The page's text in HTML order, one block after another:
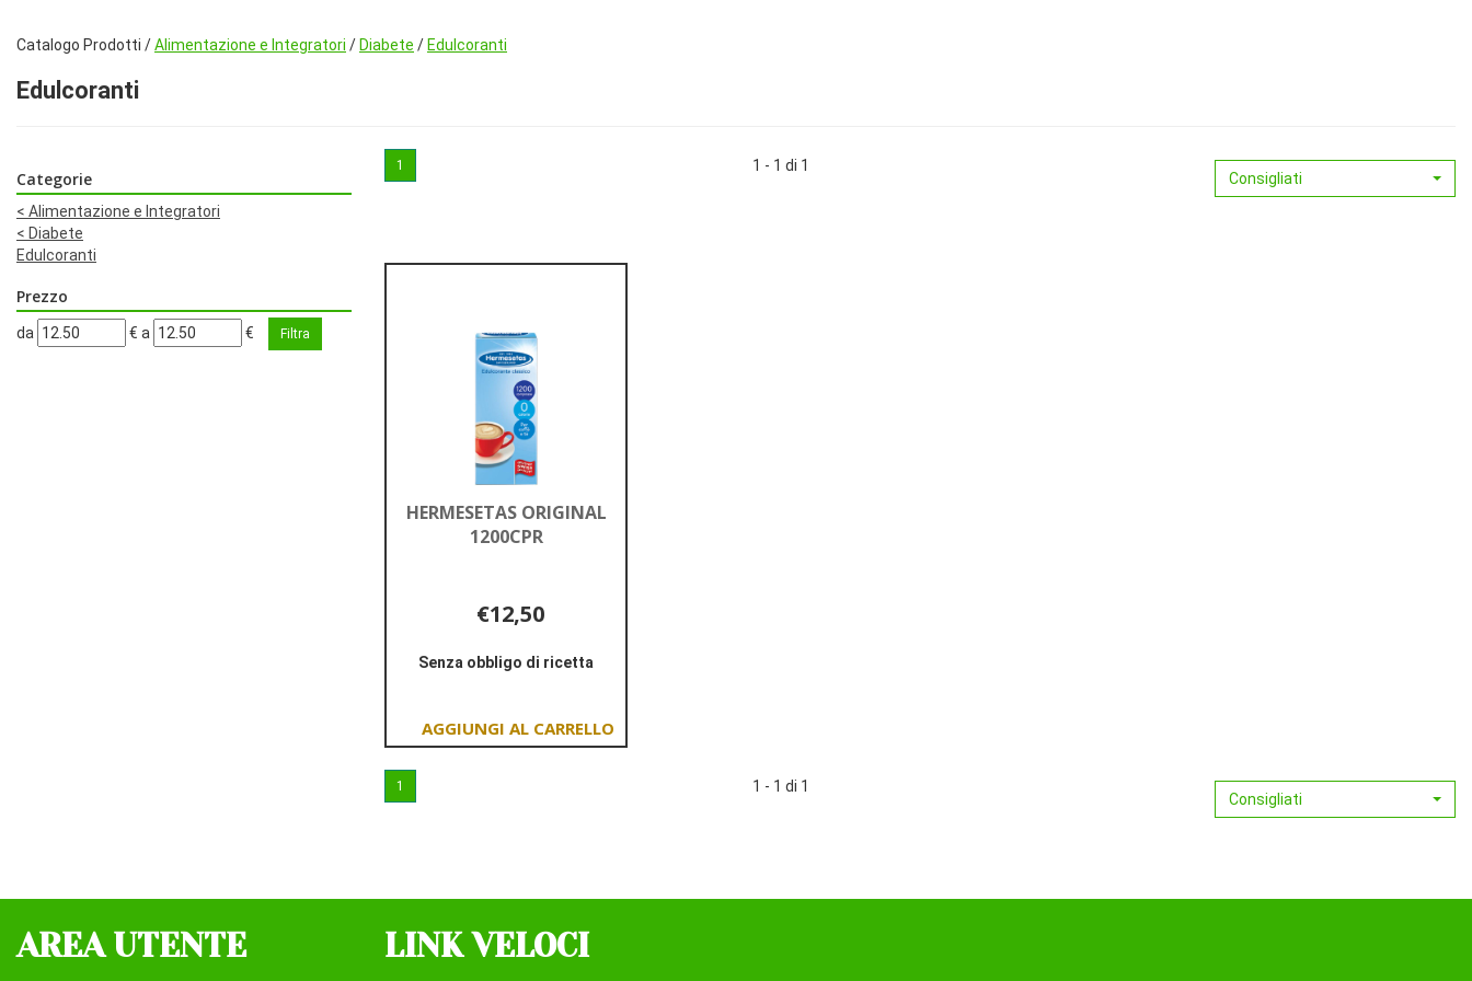
Catalogo Prodotti /Alimentazione e Integratori / Diabete / Edulcoranti
Edulcoranti
Categorie
< Alimentazione e Integratori
< Diabete
Edulcoranti
Prezzo
filtra
da € filtra
a €
1 1 - 1 di 1
Consigliati
HERMESETAS ORIGINAL
1200CPR
€12,50
Senza obbligo di ricetta
Aggiungi HERMESETAS
ORIGINAL
1 1 - 1 di 1
Consigliati
AREA UTENTE LINK VELOCI